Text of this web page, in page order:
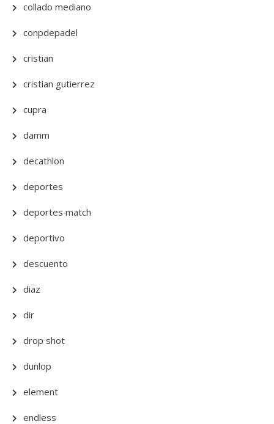
collado mediano
conpdepadel
cristian
cristian gutierrez
cupra
damm
decathlon
deportes
deportes match
deportivo
descuento
diaz
dir
drop shot
dunlop
element
endless